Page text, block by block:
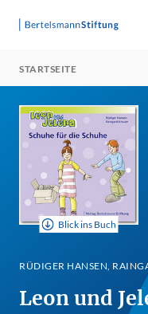
STARTSEITE
Blick ins Buch
RÜDIGER HANSEN,
Leon und